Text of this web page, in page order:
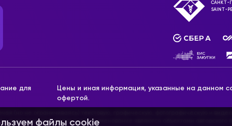
файлы cookie
САНКТ-
SAINT-
для
Цены и иная информация, указанные на данном
офертой.
(но не ограничиваясь) текстовую, графическую, фотографическую и
доменное имя, фирменное наименование являются объектами авторского